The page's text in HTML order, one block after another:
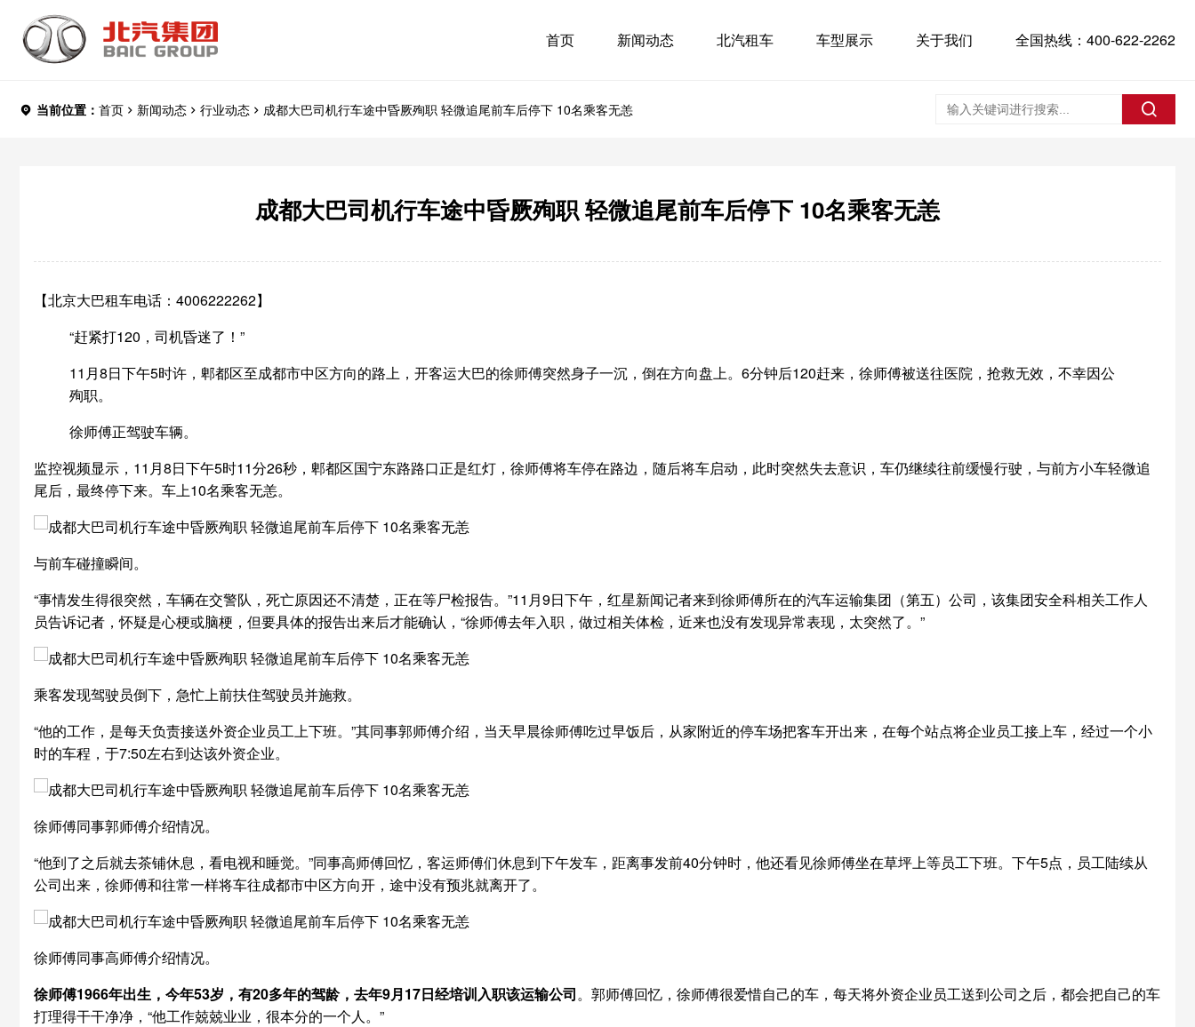
首页 新闻动态 北汽租车 车型展示 关于我们 全国热线：400-622-2262
当前位置： 首页 新闻动态 行业动态 成都大巴司机行车途中昏厥殉职 轻微追尾前车后停下 10名乘客无恙
成都大巴司机行车途中昏厥殉职 轻微追尾前车后停下 10名乘客无恙
【北京大巴租车电话：4006222262】
“赶紧打120，司机昏迷了！”
11月8日下午5时许，郫都区至成都市中区方向的路上，开客运大巴的徐师傅突然身子一沉，倒在方向盘上。6分钟后120赶来，徐师傅被送往医院，抢救无效，不幸因公
殉职。
徐师傅正驾驶车辆。
监控视频显示，11月8日下午5时11分26秒，郫都区国宁东路路口正是红灯，徐师傅将车停在路边，随后将车启动，此时突然失去意识，车仍继续往前缓慢行驶，与前方小车轻微追
尾后，最终停下来。车上10名乘客无恙。
与前车碰撞瞬间。
“事情发生得很突然，车辆在交警队，死亡原因还不清楚，正在等尸检报告。”11月9日下午，红星新闻记者来到徐师傅所在的汽车运输集团（第五）公司，该集团安全科相关工作人
员告诉记者，怀疑是心梗或脑梗，但要具体的报告出来后才能确认，“徐师傅去年入职，做过相关体检，近来也没有发现异常表现，太突然了。”
乘客发现驾驶员倒下，急忙上前扶住驾驶员并施救。
“他的工作，是每天负责接送外资企业员工上下班。”其同事郭师傅介绍，当天早晨徐师傅吃过早饭后，从家附近的停车场把客车开出来，在每个站点将企业员工接上车，经过一个小
时的车程，于7:50左右到达该外资企业。
徐师傅同事郭师傅介绍情况。
“他到了之后就去茶铺休息，看电视和睡觉。”同事高师傅回忆，客运师傅们休息到下午发车，距离事发前40分钟时，他还看见徐师傅坐在草坪上等员工下班。下午5点，员工陆续从
公司出来，徐师傅和往常一样将车往成都市中区方向开，途中没有预兆就离开了。
徐师傅同事高师傅介绍情况。
徐师傅1966年出生，今年53岁，有20多年的驾龄，去年9月17日经培训入职该运输公司。郭师傅回忆，徐师傅很爱惜自己的车，每天将外资企业员工送到公司之后，都会把自己的车
打理得干干净净，“他工作兢兢业业，很本分的一个人。”